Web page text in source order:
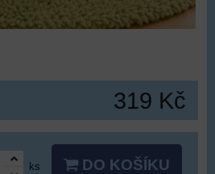
319 Kč
ks DO KOŠÍKU